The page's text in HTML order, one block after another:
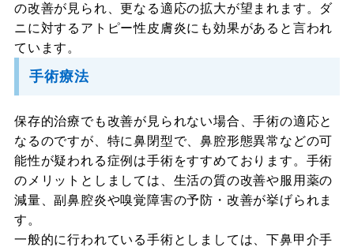
の改善が見られ、更なる適応の拡大が望まれます。ダ
ニに対するアトピー性皮膚炎にも効果があると言われ
ています。
手術療法
保存的治療でも改善が見られない場合、手術の適応と
なるのですが、特に鼻閉型で、鼻腔形態異常などの可
能性が疑われる症例は手術をすすめております。手術
のメリットとしましては、生活の質の改善や服用薬の
減量、副鼻腔炎や嗅覚障害の予防・改善が挙げられま
す。
一般的に行われている手術としましては、下鼻甲介手